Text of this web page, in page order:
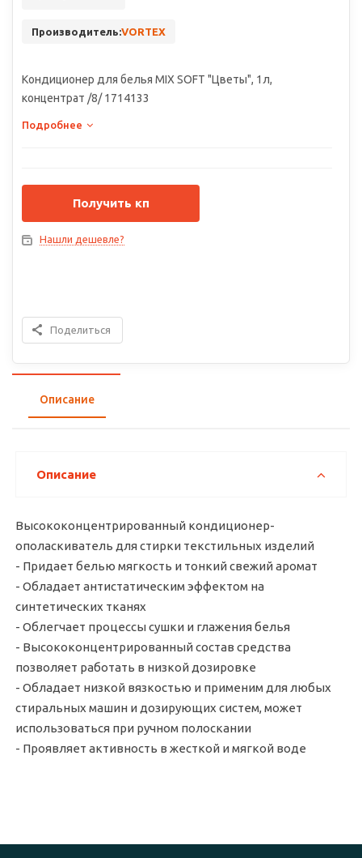
Производитель:VORTEX
Кондиционер для белья MIX SOFT "Цветы", 1л,
концентрат /8/ 1714133
Подробнее
Получить кп
Нашли дешевле?
Поделиться
Описание
Описание
Высококонцентрированный кондиционер-
ополаскиватель для стирки текстильных изделий
- Придает белью мягкость и тонкий свежий аромат
- Обладает антистатическим эффектом на
синтетических тканях
- Облегчает процессы сушки и глажения белья
- Высококонцентрированный состав средства
позволяет работать в низкой дозировке
- Обладает низкой вязкостью и применим для любых
стиральных машин и дозирующих систем, может
использоваться при ручном полоскании
- Проявляет активность в жесткой и мягкой воде